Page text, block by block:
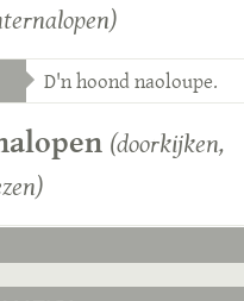
D'n hoond naoloupe.
(doorkijken,